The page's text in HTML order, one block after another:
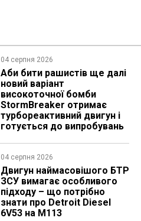
04 серпня 2026
Аби бити рашистів ще далі
новий варіант
високоточної бомби
StormBreaker отримає
турбореактивний двигун і
готується до випробувань
04 серпня 2026
​Двигун наймасовішого БТР
ЗСУ вимагає особливого
підходу – що потрібно
знати про Detroit Diesel
6V53 на M113